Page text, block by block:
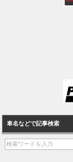
車名などで記事検索